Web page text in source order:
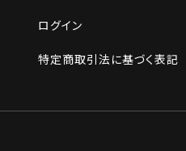
ログイン
特定商取引法に基づく表記